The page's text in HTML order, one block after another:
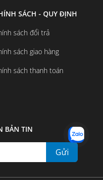
SÁCH - QUY ĐỊNH
sách đổi trả
sách giao hàng
sách thanh toán
BẢN TIN
Gửi